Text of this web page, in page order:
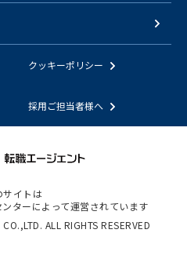
クッキーポリシー
採用ご担当者様へ
サイトは
ターによって運営されています
ALL RIGHTS RESERVED